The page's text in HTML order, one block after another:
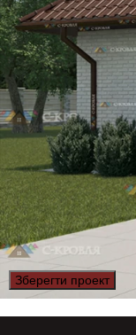
Зберегти проект